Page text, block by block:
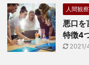
人間観
悪口を
特徴4
2021/